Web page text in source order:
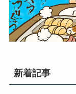
新着記事